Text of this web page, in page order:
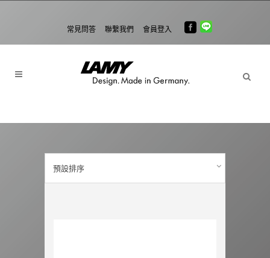
常見問答 聯繫我們 會員登入
預設排序